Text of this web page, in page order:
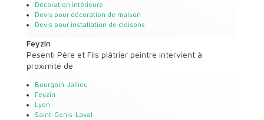
Décoration intérieure
Devis pour décoration de maison
Devis pour installation de cloisons
Feyzin
Pesenti Père et Fils plâtrier peintre intervient à
proximité de :
Bourgoin-Jallieu
Feyzin
Lyon
Saint-Genis-Laval